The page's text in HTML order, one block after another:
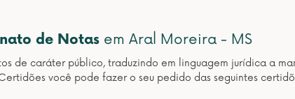
de Notas em Aral Moreira - MS
de caráter público, traduzindo em linguagem jurídica a
você pode fazer o seu pedido das seguintes